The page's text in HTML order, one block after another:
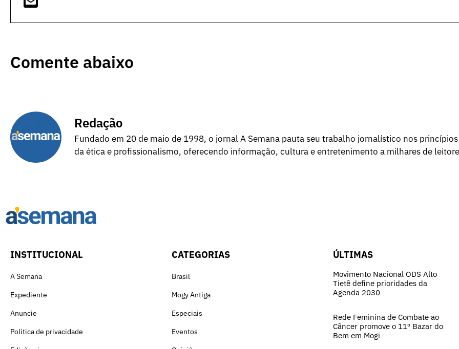
Comente abaixo
Redação
Fundado em 20 de maio de 1998, o jornal A Semana pauta seu trabalho jornalístico nos princípios
da ética e profissionalismo, oferecendo informação, cultura e entretenimento a milhares de
INSTITUCIONAL
A Semana
Expediente
Anuncie
Política de privacidade
CATEGORIAS
Brasil
Mogy Antiga
Especiais
Eventos
ÚLTIMAS
Movimento Nacional ODS Alto
Tietê define prioridades da
Agenda 2030
Rede Feminina de Combate ao
Câncer promove o 11º Bazar do
Bem em Mogi